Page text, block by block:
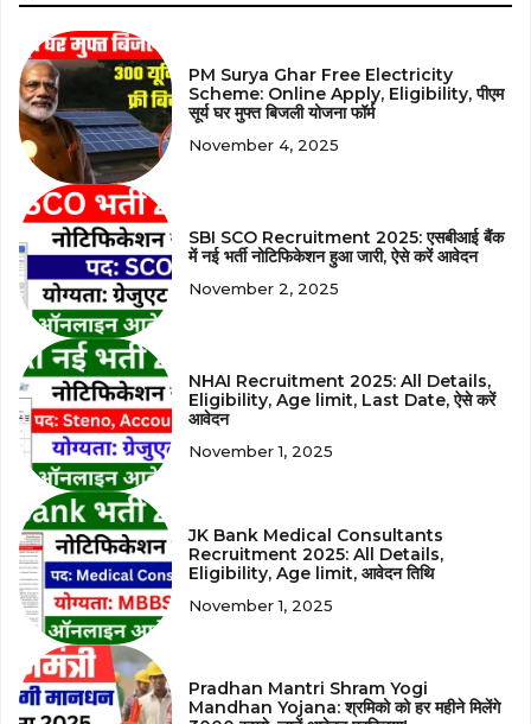
PM Surya Ghar Free Electricity
Scheme: Online Apply, Eligibility, पीएम
सूर्य घर मुफ्त बिजली योजना फॉर्म
November 4, 2025
SBI SCO Recruitment 2025: एसबीआई बैंक
में नई भर्ती नोटिफिकेशन हुआ जारी, ऐसे करें आवेदन
November 2, 2025
NHAI Recruitment 2025: All Details,
Eligibility, Age limit, Last Date, ऐसे करें
आवेदन
November 1, 2025
JK Bank Medical Consultants
Recruitment 2025: All Details,
Eligibility, Age limit, आवेदन तिथि
November 1, 2025
Pradhan Mantri Shram Yogi
Mandhan Yojana: श्रमिको को हर महीने मिलेंगे